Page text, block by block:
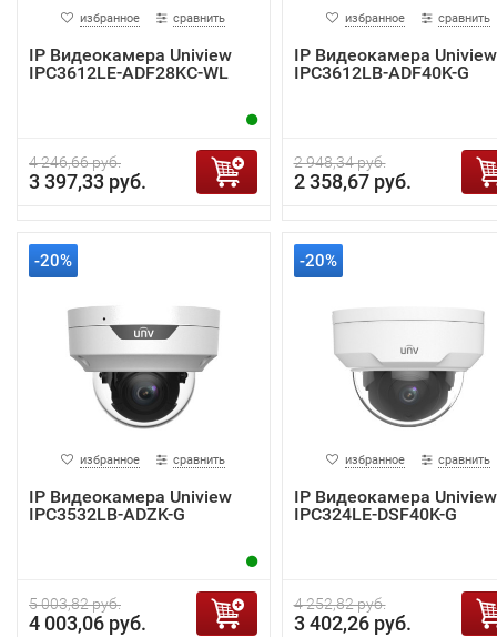
избранное сравнить
IP Видеокамера Uniview
IPC3612LE-ADF28KC-WL
4 246,66 руб.
3 397,33 руб.
избранное сравнить
IP Видеокамера Uniview
IPC3612LB-ADF40K-G
2 948,34 руб.
2 358,67 руб.
-20%
избранное сравнить
IP Видеокамера Uniview
IPC3532LB-ADZK-G
5 003,82 руб.
4 003,06 руб.
-20%
избранное сравнить
IP Видеокамера Uniview
IPC324LE-DSF40K-G
4 252,82 руб.
3 402,26 руб.